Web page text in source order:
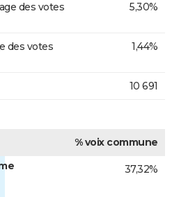
des votes
5,30%
des votes
1,44%
10 691
% voix commune
37,32%